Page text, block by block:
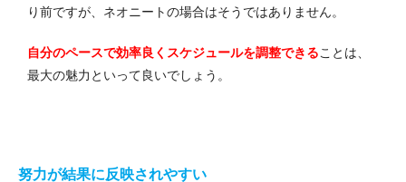
り前ですが、ネオニートの場合はそうではありません。
自分のペースで効率良くスケジュールを調整できることは、
最大の魅力といって良いでしょう。
努力が結果に反映されやすい